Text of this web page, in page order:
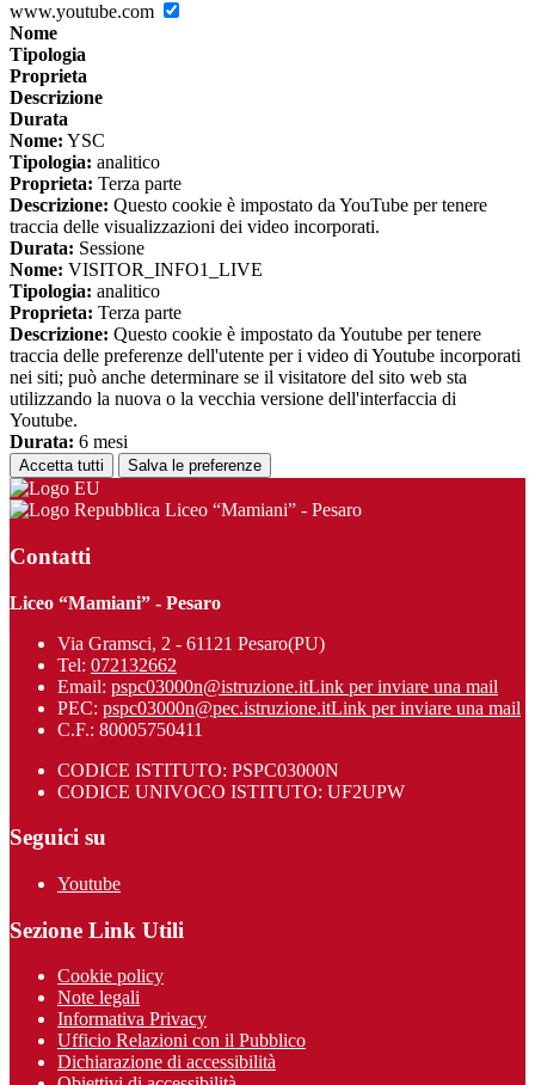
www.youtube.com
Nome
Tipologia
Proprieta
Descrizione
Durata
Nome: YSC
Tipologia: analitico
Proprieta: Terza parte
Descrizione: Questo cookie è impostato da YouTube per tenere
traccia delle visualizzazioni dei video incorporati.
Durata: Sessione
Nome: VISITOR_INFO1_LIVE
Tipologia: analitico
Proprieta: Terza parte
Descrizione: Questo cookie è impostato da Youtube per tenere
traccia delle preferenze dell'utente per i video di Youtube incorporati
nei siti; può anche determinare se il visitatore del sito web sta
utilizzando la nuova o la vecchia versione dell'interfaccia di
Youtube.
Durata: 6 mesi
Accetta tutti Salva le preferenze
Liceo “Mamiani” - Pesaro
Contatti
Liceo “Mamiani” - Pesaro
Via Gramsci, 2 - 61121 Pesaro(PU)
Tel: 072132662
Email: pspc03000n@istruzione.itLink per inviare una mail
PEC: pspc03000n@pec.istruzione.itLink per inviare una mail
C.F.: 80005750411
CODICE ISTITUTO: PSPC03000N
CODICE UNIVOCO ISTITUTO: UF2UPW
Seguici su
Youtube
Sezione Link Utili
Cookie policy
Note legali
Informativa Privacy
Ufficio Relazioni con il Pubblico
Dichiarazione di accessibilità